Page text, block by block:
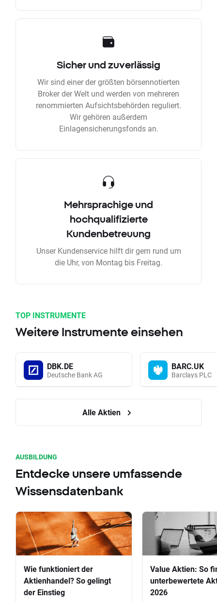
Sicher und zuverlässig
Wir sind einer der größten börsennotierten
Broker der Welt und werden von mehreren
renommierten Aufsichtsbehörden reguliert.
Wir gehören außerdem
Einlagensicherungsfonds an.
Mehrsprachige und
hochqualifizierte
Kundenbetreuung
Unser Kundenservice hilft dir gern rund um
die Uhr, von Montag bis Freitag.
TOP INSTRUMENTE
Weitere Instrumente einsehen
DBK.DE
Deutsche Bank AG
BARC.UK
Barclays PLC
Alle Aktien
AUSBILDUNG
Entdecke unsere umfassende
Wissensdatenbank
Wie funktioniert der
Aktienhandel? So gelingt
der Einstieg
Value Aktien: So
unterbewertete
2026